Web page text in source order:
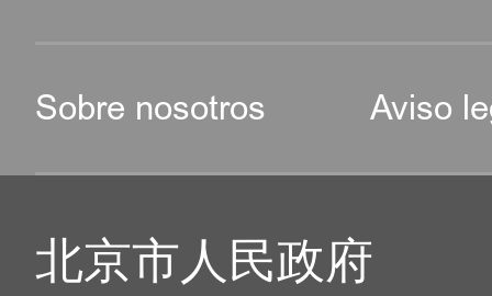
Sobre nosotros Aviso
北京市人民政府